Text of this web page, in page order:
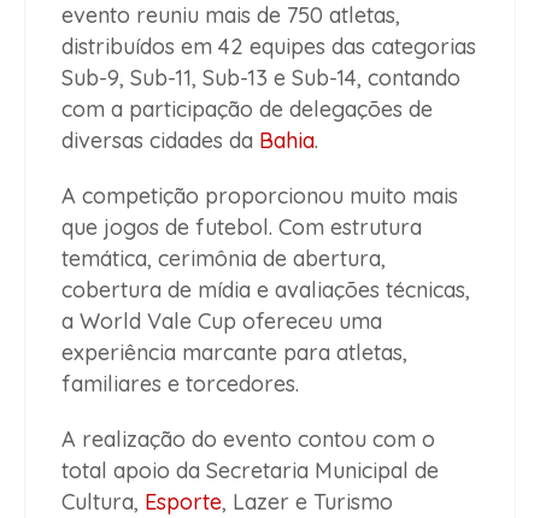
evento reuniu mais de 750 atletas,
distribuídos em 42 equipes das categorias
Sub-9, Sub-11, Sub-13 e Sub-14, contando
com a participação de delegações de
diversas cidades da Bahia.
A competição proporcionou muito mais
que jogos de futebol. Com estrutura
temática, cerimônia de abertura,
cobertura de mídia e avaliações técnicas,
a World Vale Cup ofereceu uma
experiência marcante para atletas,
familiares e torcedores.
A realização do evento contou com o
total apoio da Secretaria Municipal de
Cultura, Esporte, Lazer e Turismo